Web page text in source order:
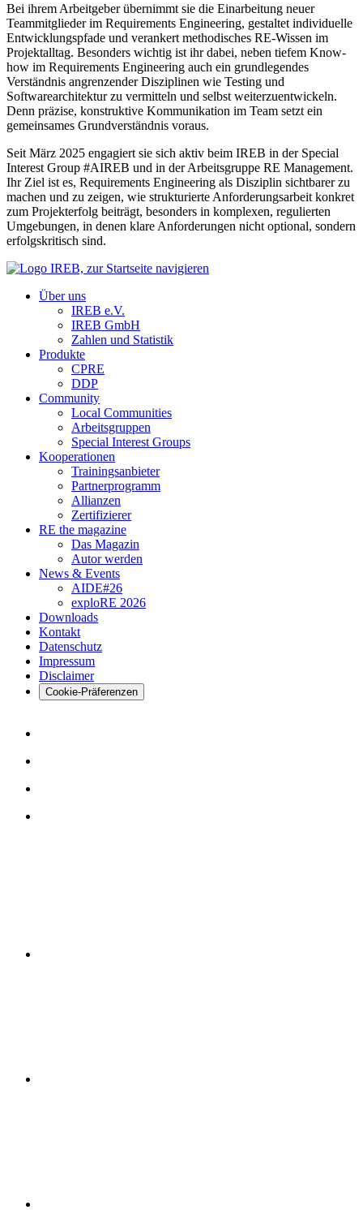
Bei ihrem Arbeitgeber übernimmt sie die Einarbeitung neuer
Teammitglieder im Requirements Engineering, gestaltet individuelle
Entwicklungspfade und verankert methodisches RE-Wissen im
Projektalltag. Besonders wichtig ist ihr dabei, neben tiefem Know-
how im Requirements Engineering auch ein grundlegendes
Verständnis angrenzender Disziplinen wie Testing und
Softwarearchitektur zu vermitteln und selbst weiterzuentwickeln.
Denn präzise, konstruktive Kommunikation im Team setzt ein
gemeinsames Grundverständnis voraus.
Seit März 2025 engagiert sie sich aktiv beim IREB in der Special
Interest Group #AIREB und in der Arbeitsgruppe RE Management.
Ihr Ziel ist es, Requirements Engineering als Disziplin sichtbarer zu
machen und zu zeigen, wie strukturierte Anforderungsarbeit konkret
zum Projekterfolg beiträgt, besonders in komplexen, regulierten
Umgebungen, in denen klare Anforderungen nicht optional, sondern
erfolgskritisch sind.
Über uns
IREB e.V.
IREB GmbH
Zahlen und Statistik
Produkte
CPRE
DDP
Community
Local Communities
Arbeitsgruppen
Special Interest Groups
Kooperationen
Trainingsanbieter
Partnerprogramm
Allianzen
Zertifizierer
RE the magazine
Das Magazin
Autor werden
News & Events
AIDE#26
exploRE 2026
Downloads
Kontakt
Datenschutz
Impressum
Disclaimer
Cookie-Präferenzen